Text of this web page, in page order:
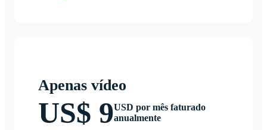
Apenas vídeo
US$ 9USD por mês faturado
anualmente